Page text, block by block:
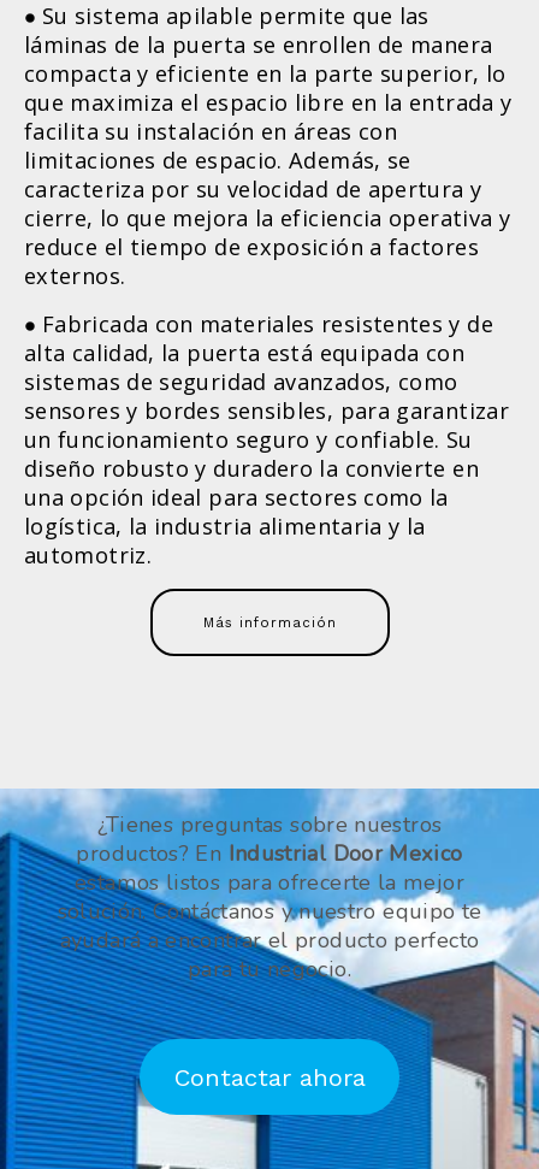
Su sistema apilable permite que las
láminas de la puerta se enrollen de manera
compacta y eficiente en la parte superior, lo
que maximiza el espacio libre en la entrada y
facilita su instalación en áreas con
limitaciones de espacio. Además, se
caracteriza por su velocidad de apertura y
cierre, lo que mejora la eficiencia operativa y
reduce el tiempo de exposición a factores
externos.
Fabricada con materiales resistentes y de
alta calidad, la puerta está equipada con
sistemas de seguridad avanzados, como
sensores y bordes sensibles, para garantizar
un funcionamiento seguro y confiable. Su
diseño robusto y duradero la convierte en
una opción ideal para sectores como la
logística, la industria alimentaria y la
automotriz.
Más información
¿Tienes preguntas sobre nuestros
productos? En Industrial Door Mexico
estamos listos para ofrecerte la mejor
solución. Contáctanos y nuestro equipo te
ayudará a encontrar el producto perfecto
para tu negocio.
Contactar ahora